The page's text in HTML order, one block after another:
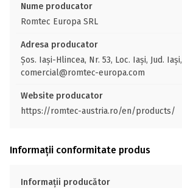
Nume producator
Romtec Europa SRL
Adresa producator
Șos. Iași-Hlincea, Nr. 53, Loc. Iași, Jud. Iași,
comercial@romtec-europa.com
Website producator
https://romtec-austria.ro/en/products/
Informații conformitate produs
Informații producător